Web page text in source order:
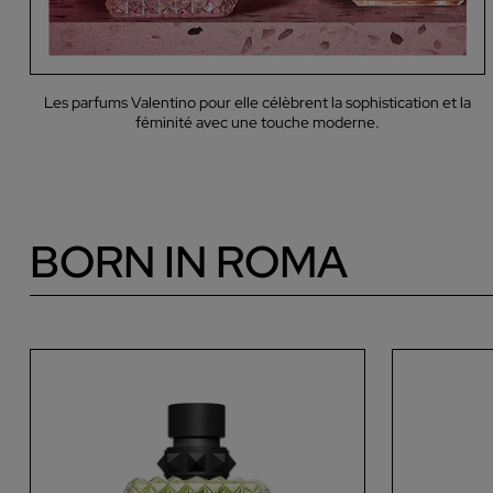
Les parfums Valentino pour elle célèbrent la sophistication et la
féminité avec une touche moderne.
BORN IN ROMA